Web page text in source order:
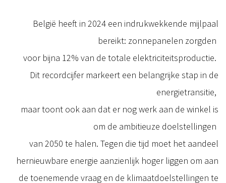
België heeft in 2024 een indrukwekkende mijlpaal
bereikt: zonnepanelen zorgden
voor bijna 12% van de totale elektriciteitsproductie.
Dit recordcijfer markeert een belangrijke stap in de
energietransitie,
maar toont ook aan dat er nog werk aan de winkel is
om de ambitieuze doelstellingen
van 2050 te halen. Tegen die tijd moet het aandeel
hernieuwbare energie aanzienlijk hoger liggen om aan
de toenemende vraag en de klimaatdoelstellingen te